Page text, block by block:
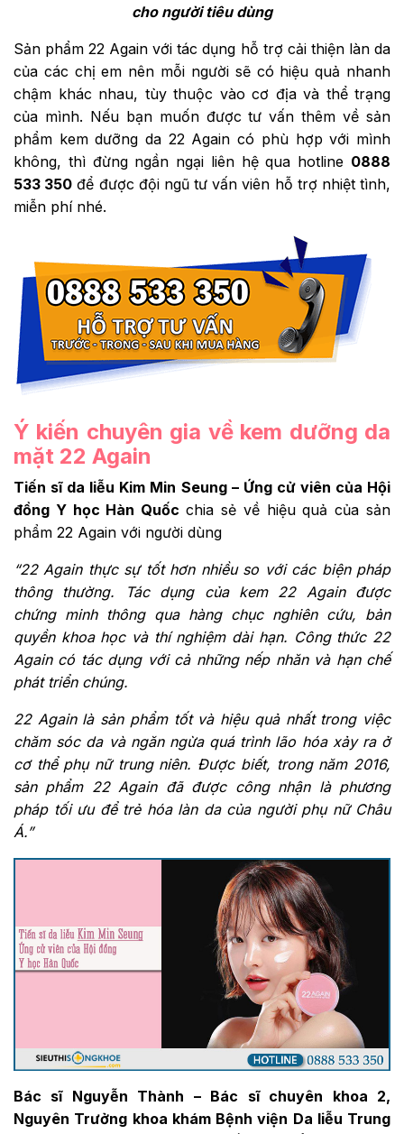
cho người tiêu dùng
Sản phẩm 22 Again với tác dụng hỗ trợ cải thiện làn da
của các chị em nên mỗi người sẽ có hiệu quả nhanh
chậm khác nhau, tùy thuộc vào cơ địa và thể trạng
của mình. Nếu bạn muốn được tư vấn thêm về sản
phẩm kem dưỡng da 22 Again có phù hợp với mình
không, thì đừng ngần ngại liên hệ qua hotline 0888
533 350 để được đội ngũ tư vấn viên hỗ trợ nhiệt tình,
miễn phí nhé.
Ý kiến chuyên gia về kem dưỡng da
mặt 22 Again
Tiến sĩ da liễu Kim Min Seung – Ứng cử viên của Hội
đồng Y học Hàn Quốcchia sẻ về hiệu quả của sản
phẩm 22 Again với người dùng
“22 Again thực sự tốt hơn nhiều so với các biện pháp
thông thường. Tác dụng của kem 22 Again được
chứng minh thông qua hàng chục nghiên cứu, bản
quyền khoa học và thí nghiệm dài hạn. Công thức 22
Again có tác dụng với cả những nếp nhăn và hạn chế
phát triển chúng.
22 Again là sản phẩm tốt và hiệu quả nhất trong việc
chăm sóc da và ngăn ngừa quá trình lão hóa xảy ra ở
cơ thể phụ nữ trung niên. Được biết, trong năm 2016,
sản phẩm 22 Again đã được công nhận là phương
pháp tối ưu để trẻ hóa làn da của người phụ nữ Châu
Á.”
Bác sĩ Nguyễn Thành – Bác sĩ chuyên khoa 2,
Nguyên Trưởng khoa khám Bệnh viện Da liễu Trung